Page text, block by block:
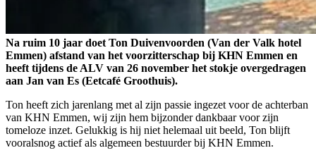
Na ruim 10 jaar doet Ton Duivenvoorden (Van der Valk hotel
Emmen) afstand van het voorzitterschap bij KHN Emmen en
heeft tijdens de ALV van 26 november het stokje overgedragen
aan Jan van Es (Eetcafé Groothuis).
Ton heeft zich jarenlang met al zijn passie ingezet voor de achterban
van KHN Emmen, wij zijn hem bijzonder dankbaar voor zijn
tomeloze inzet. Gelukkig is hij niet helemaal uit beeld, Ton blijft
vooralsnog actief als algemeen bestuurder bij KHN Emmen.